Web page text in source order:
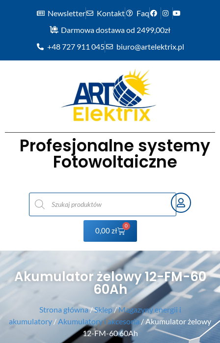
Newsletter Kontakt
Faq
Darmowa dostawa od 2499,00zł
+48 727 911 045
biuro@artelektrix.pl
Profesjonalne systemy
Fotowoltaiczne
0,00zł
0
Akumulator żelowy 12-FM-60
60Ah
Strona główna/Sklep/Magazyny energii i
akumulatory / Akumulatory i akcesoria / Akumulator żelowy
12-FM-60 60Ah